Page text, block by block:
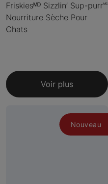
Friskiesᴹᴰ Sizzlin’ Sup-purr🅪
Nourriture Sèche Pour
Chats
Voir plus
Nouveau